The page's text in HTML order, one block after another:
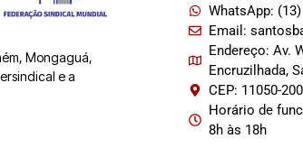
Mongaguá,
e a
WhatsApp:
Email:
Endereço: Av.
Encruzilhada,
CEP: 11050-200
Horário de
8h às 18h